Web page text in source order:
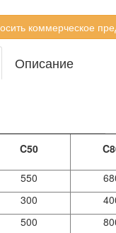
коммерческое
Описание
C50
550
300
500